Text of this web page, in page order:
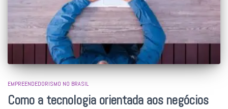
EMPREENDEDORISMO NO BRASIL
Como a tecnologia orientada aos negócios